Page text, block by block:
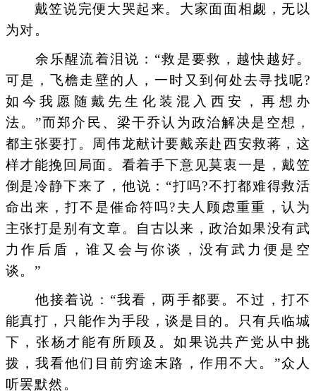
戴笠说完便大哭起来。大家面面相觑，无以
为对。
余乐醒流着泪说：“救是要救，越快越好。
可是，飞檐走壁的人，一时又到何处去寻找呢?
如今我愿随戴先生化装混入西安，再想办
法。”而郑介民、梁干乔认为政治解决是空想，
都主张要打。周伟龙献计要戴亲赴西安救蒋，这
样才能挽回局面。看着手下意见莫衷一是，戴笠
倒是冷静下来了，他说：“打吗?不打都难得救活
命出来，打不是催命符吗?夫人顾虑重重，认为
主张打是别有文章。自古以来，政治如果没有武
力作后盾，谁又会与你谈，没有武力便是空
谈。”
他接着说：“我看，两手都要。不过，打不
能真打，只能作为手段，谈是目的。只有兵临城
下，张杨才能有所顾及。如果说共产党从中挑
拨，我看他们目前穷途末路，作用不大。”众人
听罢默然。